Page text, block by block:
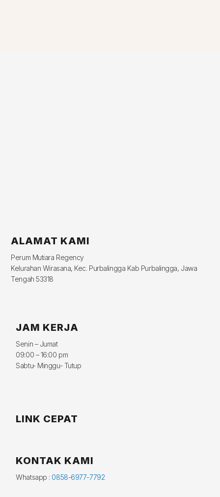
ALAMAT KAMI
Perum Mutiara Regency
Kelurahan Wirasana, Kec. Purbalingga Kab Purbalingga, Jawa
Tengah 53318
JAM KERJA
Senin – Jumat
09:00 – 16:00 pm
Sabtu- Minggu- Tutup
LINK CEPAT
KONTAK KAMI
Whatsapp : 0858-6977-7792